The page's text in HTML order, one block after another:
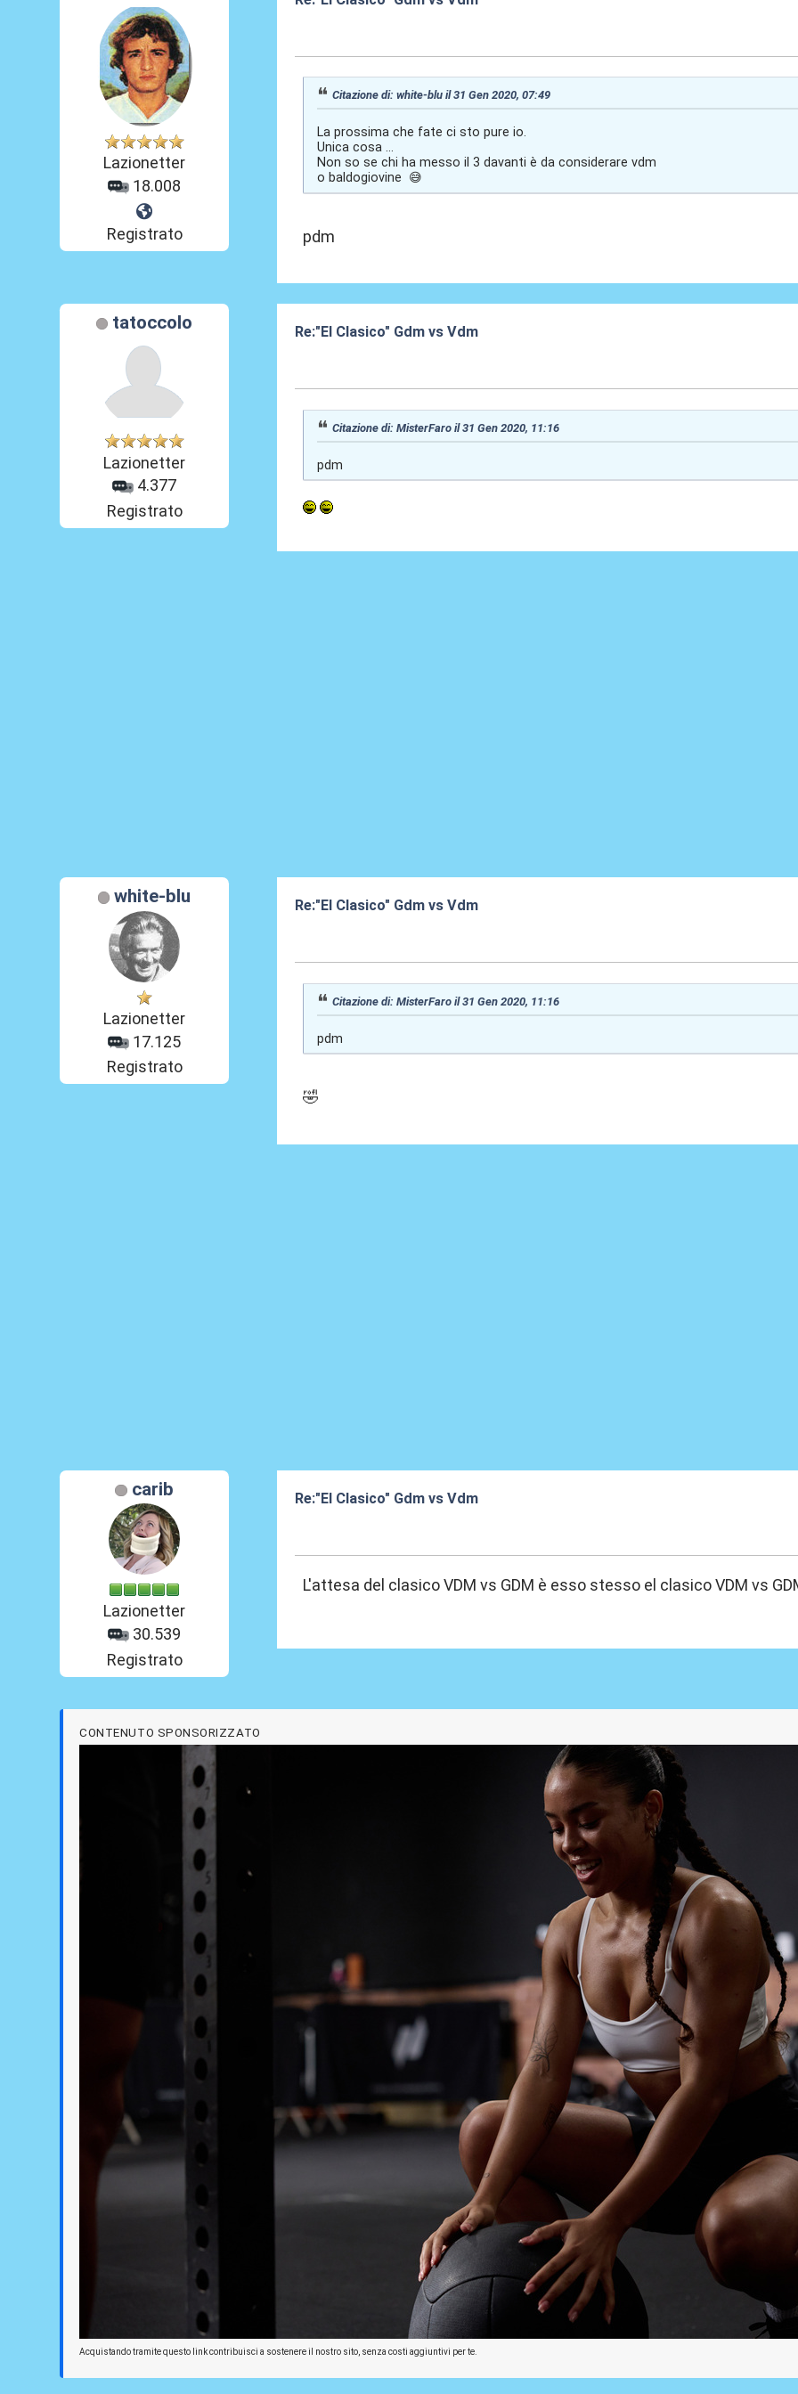
Lazionetter
18.008
Registrato
Citazione di: white-blu il 31 Gen 2020, 07:49
La prossima che fate ci sto pure io.
Unica cosa ...
Non so se chi ha messo il 3 davanti è da considerare vdm
o baldogiovine 😅
pdm
tatoccolo
Lazionetter
4.377
Registrato
Re:"El Clasico" Gdm vs Vdm
Citazione di: MisterFaro il 31 Gen 2020, 11:16
pdm
white-blu
Lazionetter
17.125
Registrato
Re:"El Clasico" Gdm vs Vdm
Citazione di: MisterFaro il 31 Gen 2020, 11:16
pdm
🤣
carib
Lazionetter
30.539
Registrato
Re:"El Clasico" Gdm vs Vdm
L'attesa del clasico VDM vs GDM è esso stesso el clasico VDM vs
CONTENUTO SPONSORIZZATO
Acquistando tramite questo link contribuisci a sostenere il nostro sito, senza costi aggiuntivi per te.